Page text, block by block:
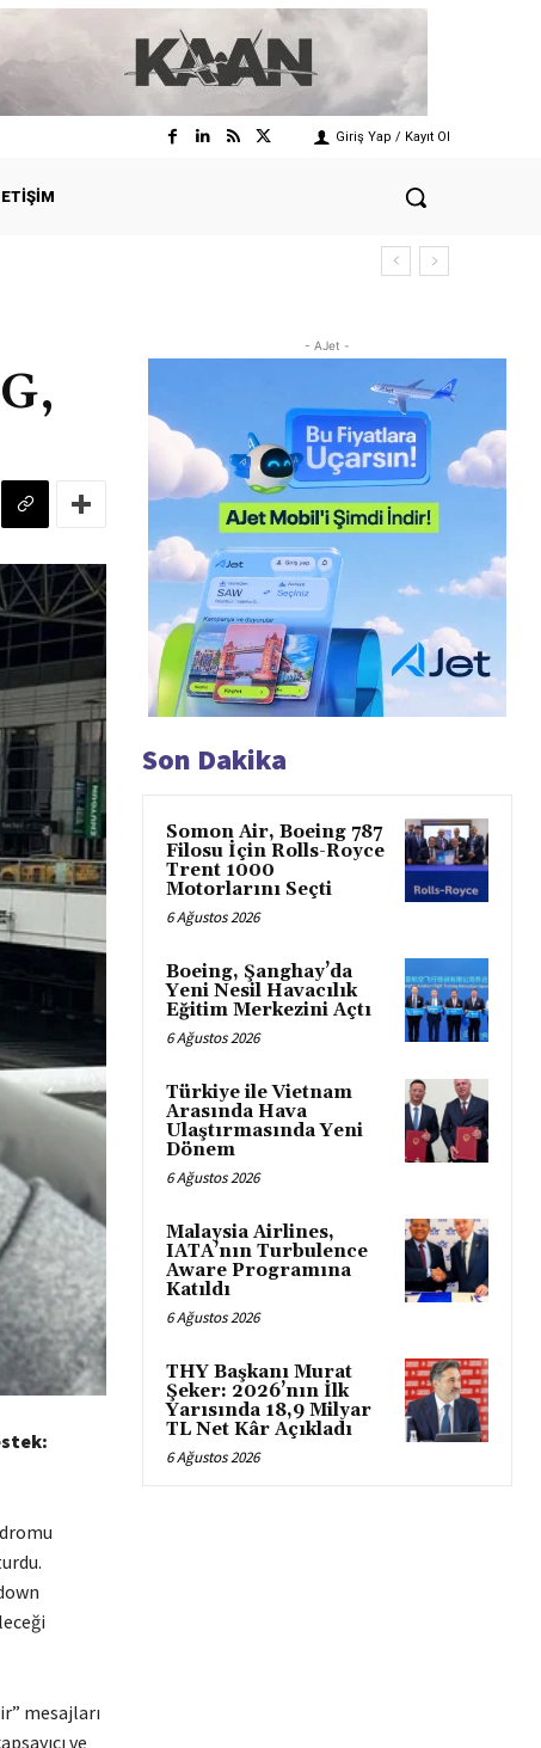
Giriş Yap / Kayıt Ol
mesajları
ve
- AJet -
Son Dakika
Somon Air, Boeing 787
Filosu İçin Rolls-Royce
Trent 1000
Motorlarını Seçti
6 Ağustos 2026
Boeing, Şanghay’da
Yeni Nesil Havacılık
Eğitim Merkezini Açtı
6 Ağustos 2026
Türkiye ile Vietnam
Arasında Hava
Ulaştırmasında Yeni
Dönem
6 Ağustos 2026
Malaysia Airlines,
IATA’nın Turbulence
Aware Programına
Katıldı
6 Ağustos 2026
THY Başkanı Murat
Şeker: 2026’nın İlk
Yarısında 18,9 Milyar
TL Net Kâr Açıkladı
6 Ağustos 2026